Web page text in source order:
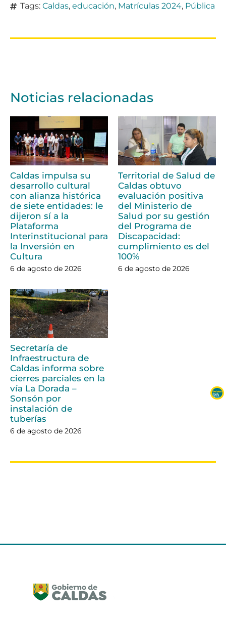
Tags: Caldas, educación, Matrículas 2024, Pública
Noticias relacionadas
Caldas impulsa su
desarrollo cultural
con alianza histórica
de siete entidades: le
dijeron sí a la
Plataforma
Interinstitucional para
la Inversión en
Cultura
6 de agosto de 2026
Territorial de Salud de
Caldas obtuvo
evaluación positiva
del Ministerio de
Salud por su gestión
del Programa de
Discapacidad:
cumplimiento es del
100%
6 de agosto de 2026
Secretaría de
Infraestructura de
Caldas informa sobre
cierres parciales en la
vía La Dorada –
Sonsón por
instalación de
tuberías
6 de agosto de 2026